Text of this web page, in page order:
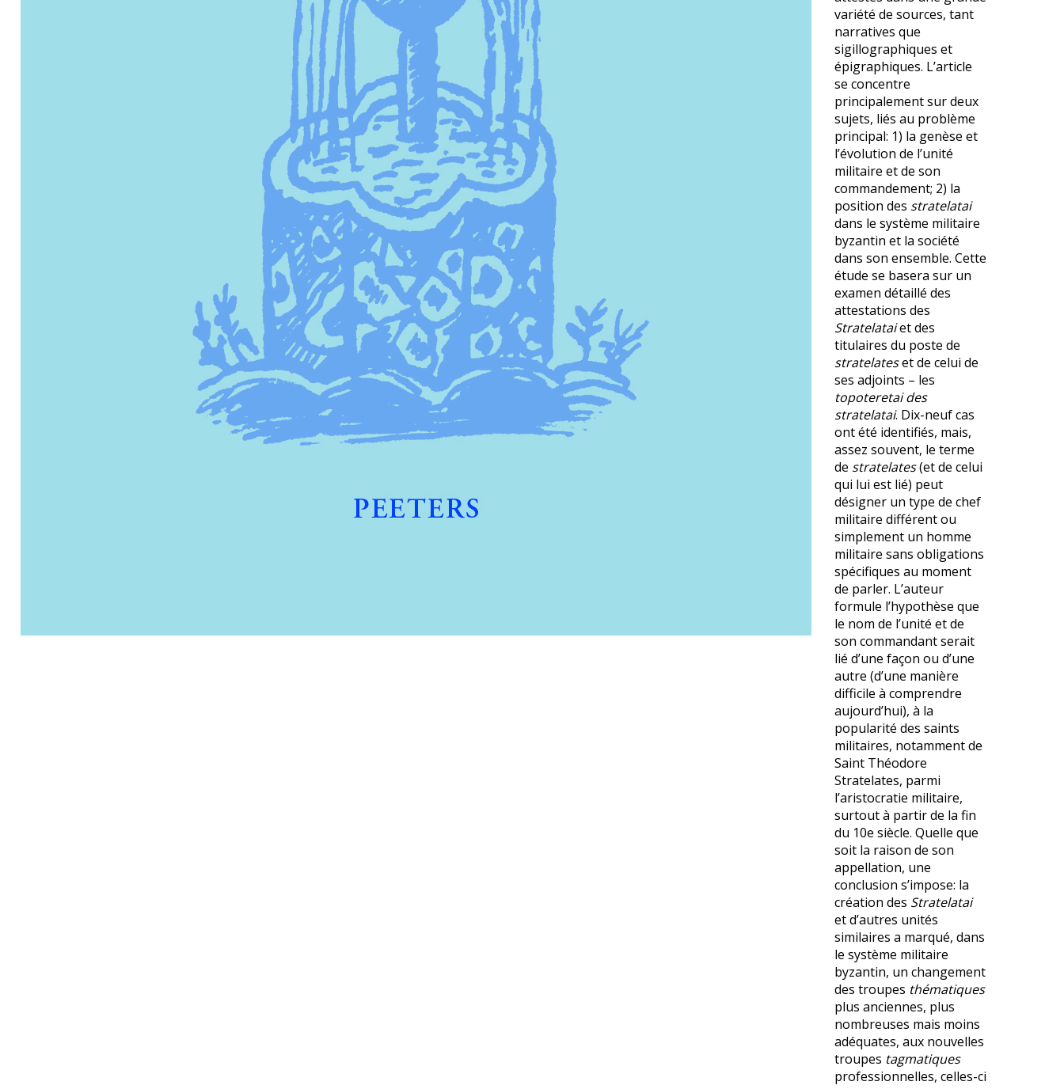
variété de sources, tant
narratives que
sigillographiques et
épigraphiques. L’article
se concentre
principalement sur deux
sujets, liés au problème
principal: 1) la genèse et
l’évolution de l’unité
militaire et de son
commandement; 2) la
position des stratelatai
dans le système militaire
byzantin et la société
dans son ensemble. Cette
étude se basera sur un
examen détaillé des
attestations des
Stratelataiet des
titulaires du poste de
stratelateset de celui de
ses adjoints – les
topoteretai des
stratelatai. Dix-neuf cas
ont été identifiés, mais,
assez souvent, le terme
de stratelates(et de celui
qui lui est lié) peut
désigner un type de chef
militaire différent ou
simplement un homme
militaire sans obligations
spécifiques au moment
de parler. L’auteur
formule l’hypothèse que
le nom de l’unité et de
son commandant serait
lié d’une façon ou d’une
autre (d’une manière
difficile à comprendre
aujourd’hui), à la
popularité des saints
militaires, notamment de
Saint Théodore
Stratelates, parmi
l’aristocratie militaire,
surtout à partir de la fin
du 10e siècle. Quelle que
soit la raison de son
appellation, une
conclusion s’impose: la
création des Stratelatai
et d’autres unités
similaires a marqué, dans
le système militaire
byzantin, un changement
des troupes thématiques
plus anciennes, plus
nombreuses mais moins
adéquates, aux nouvelles
troupes tagmatiques
professionnelles, celles-ci